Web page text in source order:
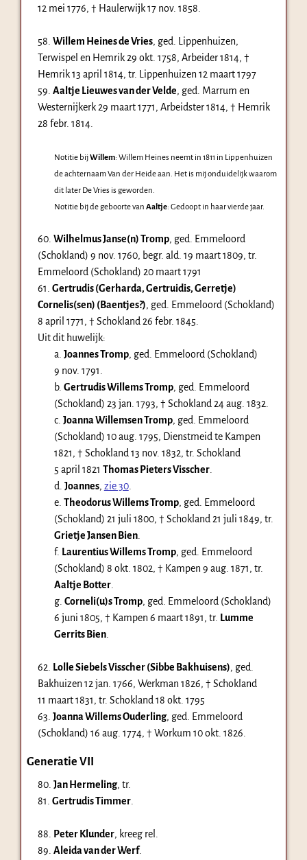
12 mei 1776, † Haulerwijk17 nov. 1858
58. Willem Heines de Vries, ged. Lippenhuizen,
Terwispel en Hemrik 29 okt. 1758, Arbeider 1814, †
Hemrik13 april 1814, tr. Lippenhuizen 12 maart 1797
59. Aaltje Lieuwes van der Velde, ged. Marrum en
Westernijkerk 29 maart 1771, Arbeidster 1814, † Hemrik
28 febr. 1814.
Notitie bijWillem: Willem Heines neemt in 1811 in Lippenhuizen
de achternaam Van der Heide aan. Het is mij onduidelijk waarom
dit later De Vries is geworden.
Notitie bij de geboorte van Aaltje: Gedoopt in haar vierde jaar.
60. Wilhelmus Janse(n) Tromp, ged. Emmeloord
(Schokland) 9 nov. 1760, begr. ald. 19 maart 1809, tr.
Emmeloord (Schokland) 20 maart 1791
61. Gertrudis (Gerharda, Gertruidis, Gerretje)
Cornelis(sen) (Baentjes?), ged. Emmeloord (Schokland)
8 april 1771, † Schokland 26 febr. 1845
Uit dit huwelijk:
a. Joannes Tromp, ged. Emmeloord (Schokland)
9 nov. 1791
b. Gertrudis Willems Tromp, ged. Emmeloord
(Schokland) 23 jan. 1793, † Schokland 24 aug. 1832
c. Joanna Willemsen Tromp, ged. Emmeloord
(Schokland) 10 aug. 1795, Dienstmeid te Kampen
1821, † Schokland 13 nov. 1832, tr. Schokland
5 april 1821 Thomas Pieters Visscher.
d. Joannes, zie 30.
e. Theodorus Willems Tromp, ged. Emmeloord
(Schokland) 21 juli 1800, † Schokland 21 juli 1849, tr.
Grietje Jansen Bien.
f. Laurentius Willems Tromp, ged. Emmeloord
(Schokland) 8 okt. 1802, † Kampen 9 aug. 1871, tr.
Aaltje Botter.
g. Corneli(u)s Tromp, ged. Emmeloord (Schokland)
6 juni 1805, † Kampen 6 maart 1891, tr. Lumme
Gerrits Bien.
62. Lolle Siebels Visscher (Sibbe Bakhuisens), ged.
Bakhuizen 12 jan. 1766, Werkman 1826, † Schokland
11 maart 1831, tr. Schokland 18 okt. 1795
63. Joanna Willems Ouderling, ged. Emmeloord
(Schokland) 16 aug. 1774, † Workum 10 okt. 1826
Generatie VII
80. Jan Hermeling, tr.
81. Gertrudis Timmer.
88. Peter Klunder, kreeg rel.
89. Aleida van der Werf.